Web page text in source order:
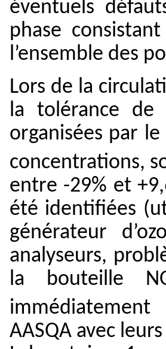
éventuels
phase
l’ensemble des
Lors de la
la tolérance de
organisées par le
concentrations,
entre -29% et
été identifiées
générateur
analyseurs,
la bouteille
AASQA avec